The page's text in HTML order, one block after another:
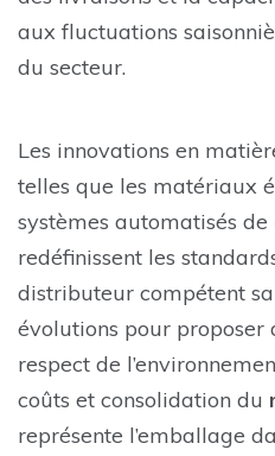
aux fluctuations
du secteur.
Les innovations en
telles que les matériaux
systèmes automatisés de
redéfinissent les
distributeur compétent
évolutions pour proposer
respect de
coûts et consolidation du
représente l’emballage